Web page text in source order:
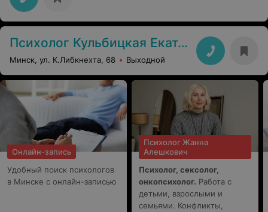
Психолог Кульбицкая Екатерина
Минск, ул. К.Либкнехта, 68 Выходной
Онлайн-запись
Удобный поиск психологов
в Минске с онлайн-записью
Психолог Жанна
Алешкович
Психолог, сексолог,
онкопсихолог. Работа с
детьми, взрослыми и
семьями. Конфликты,